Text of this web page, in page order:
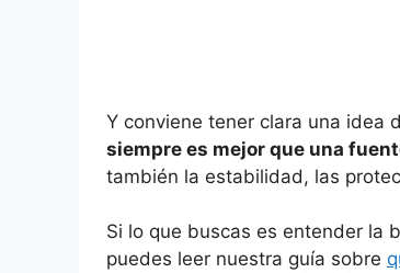
Y conviene tener clara una idea
siempre es mejor que una
también la estabilidad, las
Si lo que buscas es entender la
puedes leer nuestra guía sobre